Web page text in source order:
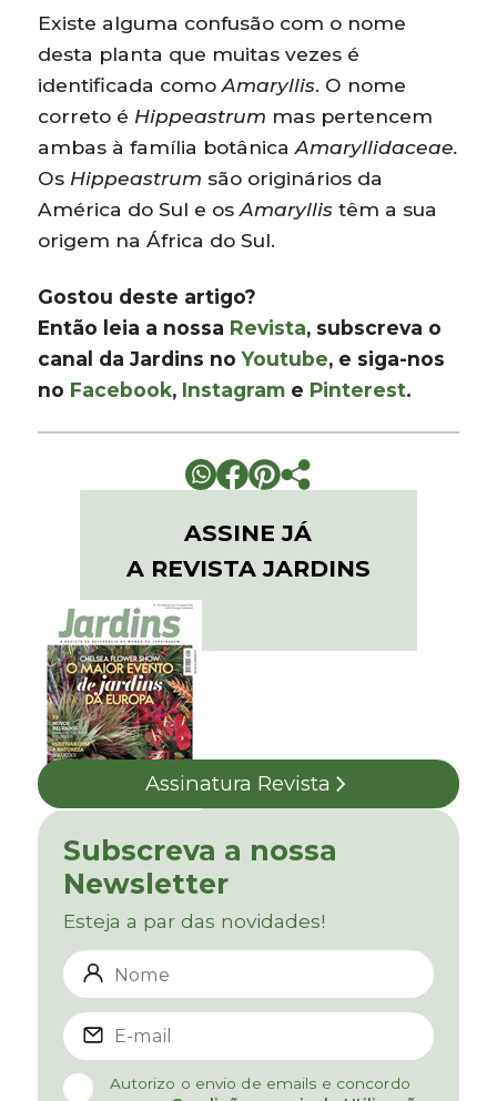
Existe alguma confusão com o nome
desta planta que muitas vezes é
identificada comoAmaryllis. O nome
correto é Hippeastrum mas pertencem
ambas à família botânicaAmaryllidaceae.
Os Hippeastrum são originários da
América do Sul e osAmaryllis têm a sua
origem na África do Sul.
Gostou deste artigo?
Então leia a nossa Revista, subscreva o
canal da Jardins noYoutube, e siga-nos
no Facebook, Instagram e Pinterest.
ASSINE JÁ
A REVISTA JARDINS
Assinatura Revista
Subscreva a nossa
Newsletter
Esteja a par das novidades!
Autorizo o envio de emails e concordo